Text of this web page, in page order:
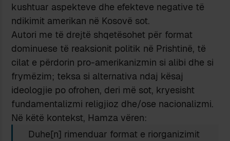
kushtuar aspekteve dhe efekteve negative të
ndikimit amerikan në Kosovë sot.
Autori me të drejtë shqetësohet për format
dominuese të reaksionit politik në Prishtinë, të
cilat e përdorin pro-amerikanizmin si alibi dhe si
frymëzim; teksa si alternativa ndaj kësaj
ideologjie po ofrohen, deri më sot, kryesisht
fundamentalizmi religjioz dhe/ose nacionalizmi.
Në këtë kontekst, Hamza vëren:
Duhe[n] rimenduar format e riorganizimit